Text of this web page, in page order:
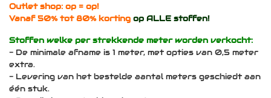
Outlet shop: op = op!
Vanaf 50% tot 80% korting op ALLE stoffen!
Stoffen welke per strekkende meter worden verkocht:
- De minimale afname is 1 meter, met opties van 0,5 meter
extra.
- Levering van het bestelde aantal meters geschiedt aan
één stuk.